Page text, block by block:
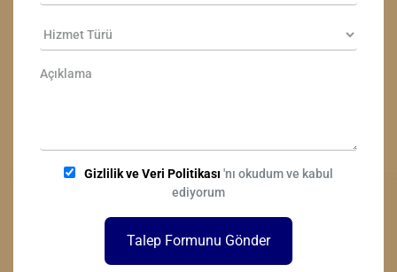
Gizlilik ve Veri Politikası 'nı okudum ve kabul
ediyorum
Talep Formunu Gönder